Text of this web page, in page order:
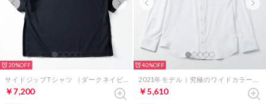
20%
￥7,200
40%
￥5,610